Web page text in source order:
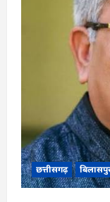
छत्तीसगढ़